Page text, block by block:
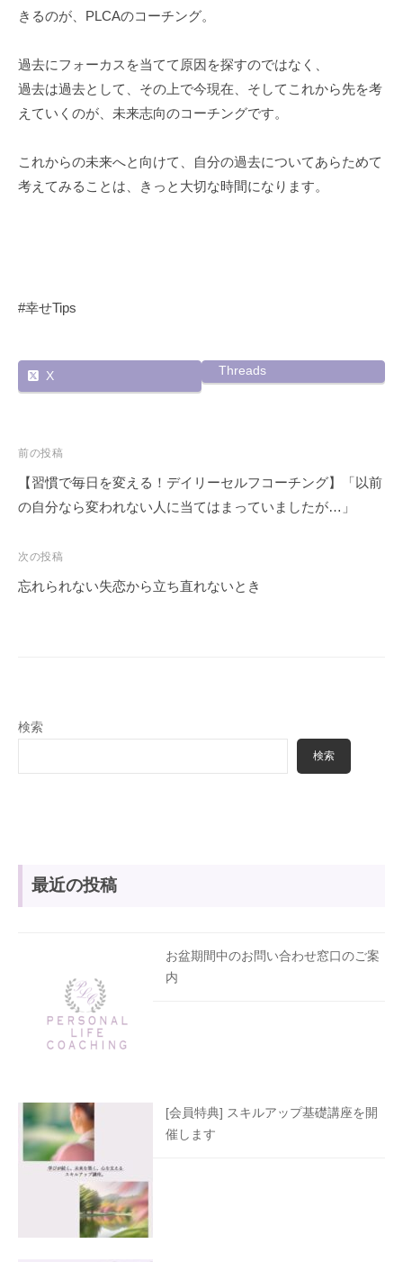
きるのが、PLCAのコーチング。
過去にフォーカスを当てて原因を探すのではなく、
過去は過去として、その上で今現在、そしてこれから先を考
えていくのが、未来志向のコーチングです。
これからの未来へと向けて、自分の過去についてあらためて
考えてみることは、きっと大切な時間になります。
#幸せTips
X Threads
投
稿
ナ
ゲ
ー
前の投稿
【習慣で毎日を変える！デイリーセルフコーチング】「以前
の自分なら変われない人に当てはまっていましたが…」
次の投稿
忘れられない失恋から立ち直れないとき
検索
検索
最近の投稿
お盆期間中のお問い合わせ窓口のご案
内
[会員特典] スキルアップ基礎講座を開
催します